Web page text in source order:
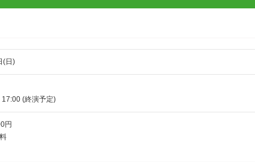
(日)
(終演予定)
円